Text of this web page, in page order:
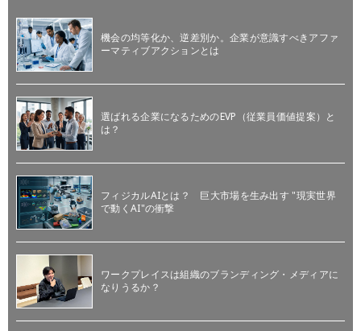
機会の均等化か、逆差別か。企業が意識すべきアファ
ーマティブアクションとは
選ばれる企業になるためのEVP（従業員価値提案）と
は？
フィジカルAIとは？ 巨大市場を生み出す "現実世界
で動くAI"の衝撃
ワークプレイスは組織のブランディング・メディアに
なりうるか？